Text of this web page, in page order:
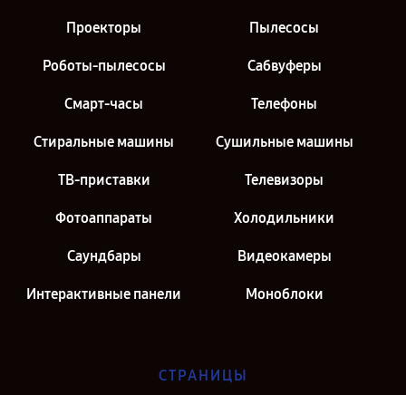
Проекторы Пылесосы
Роботы-пылесосы Сабвуферы
Смарт-часы Телефоны
Стиральные машины Сушильные машины
ТВ-приставки Телевизоры
Фотоаппараты Холодильники
Саундбары Видеокамеры
Интерактивные панели Моноблоки
СТРАНИЦЫ